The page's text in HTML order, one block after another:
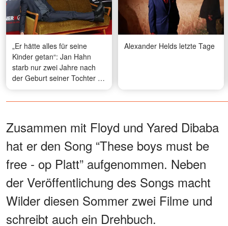
„Er hätte alles für seine
Kinder getan“: Jan Hahn
starb nur zwei Jahre nach
der Geburt seiner Tochter –
der herzzerreißende Grund
Alexander Helds letzte Tage
Zusammen mit Floyd und Yared Dibaba
hat er den Song “These boys must be
free - op Platt” aufgenommen. Neben
der Veröffentlichung des Songs macht
Wilder diesen Sommer zwei Filme und
schreibt auch ein Drehbuch.